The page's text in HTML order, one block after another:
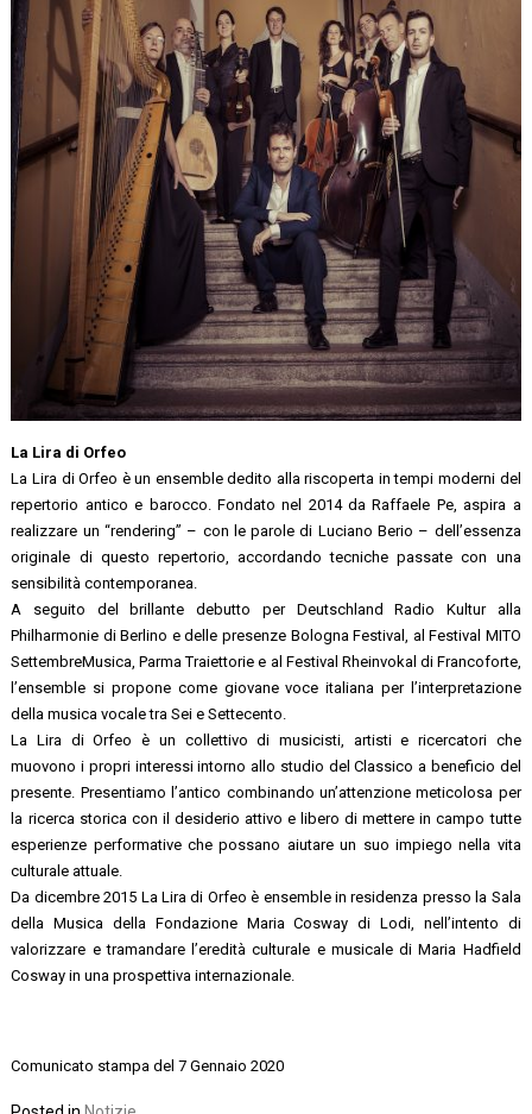
La Lira di Orfeo
La Lira di Orfeo è un ensemble dedito alla riscoperta in tempi moderni del
repertorio antico e barocco. Fondato nel 2014 da Raffaele Pe, aspira a
realizzare un “rendering” – con le parole di Luciano Berio – dell’essenza
originale di questo repertorio, accordando tecniche passate con una
sensibilità contemporanea.
A seguito del brillante debutto per Deutschland Radio Kultur alla
Philharmonie di Berlino e delle presenze Bologna Festival, al Festival MITO
SettembreMusica, Parma Traiettorie e al Festival Rheinvokal di Francoforte,
l’ensemble si propone come giovane voce italiana per l’interpretazione
della musica vocale tra Sei e Settecento.
La Lira di Orfeo è un collettivo di musicisti, artisti e ricercatori che
muovono i propri interessi intorno allo studio del Classico a beneficio del
presente. Presentiamo l’antico combinando un’attenzione meticolosa per
la ricerca storica con il desiderio attivo e libero di mettere in campo tutte
esperienze performative che possano aiutare un suo impiego nella vita
culturale attuale.
Da dicembre 2015 La Lira di Orfeo è ensemble in residenza presso la Sala
della Musica della Fondazione Maria Cosway di Lodi, nell’intento di
valorizzare e tramandare l’eredità culturale e musicale di Maria Hadfield
Cosway in una prospettiva internazionale.
Comunicato stampa del 7 Gennaio 2020